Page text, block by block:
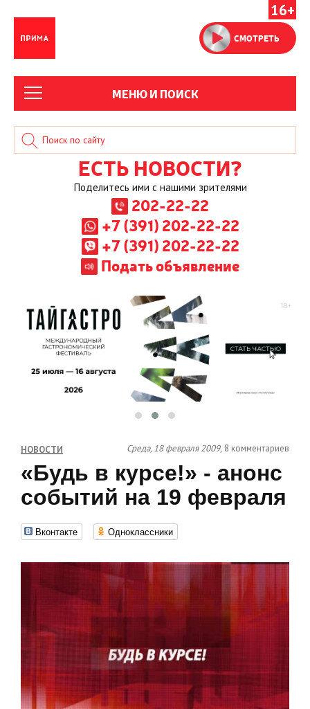
16+
СМОТРЕТЬ
МЕНЮ И ПОИСК
ЕСТЬ НОВОСТИ?
Поделитесь ими с нашими зрителями
202-22-22
+7 (391) 202-22-22
+7 (391) 202-22-22
Подать объявление
НОВОСТИ Среда, 18 февраля 2009, 8 комментариев
«Будь в курсе!» - анонс
событий на 19 февраля
Вконтакте Одноклассники